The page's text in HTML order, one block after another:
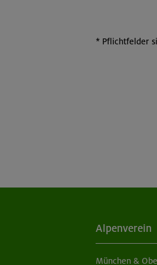
* Pflichtfelder
Alpenverein
München &